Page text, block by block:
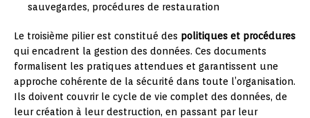
sauvegardes, procédures de restauration
Le troisième pilier est constitué des politiques et procédures
qui encadrent la gestion des données. Ces documents
formalisent les pratiques attendues et garantissent une
approche cohérente de la sécurité dans toute l’organisation.
Ils doivent couvrir le cycle de vie complet des données, de
leur création à leur destruction, en passant par leur